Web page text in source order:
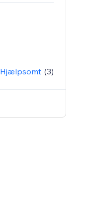
Hjælpsomt (3)